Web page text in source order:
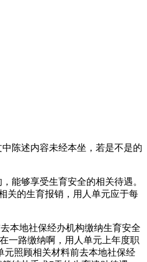
陈述内容未经本坐，若是不是的
够享受生育安全的相关待遇。
关的生育报销，用人单元应于每
本地社保经办机构缴纳生育安全
一路缴纳啊，用人单元上年度职
元照顾相关材料前去本地社保经